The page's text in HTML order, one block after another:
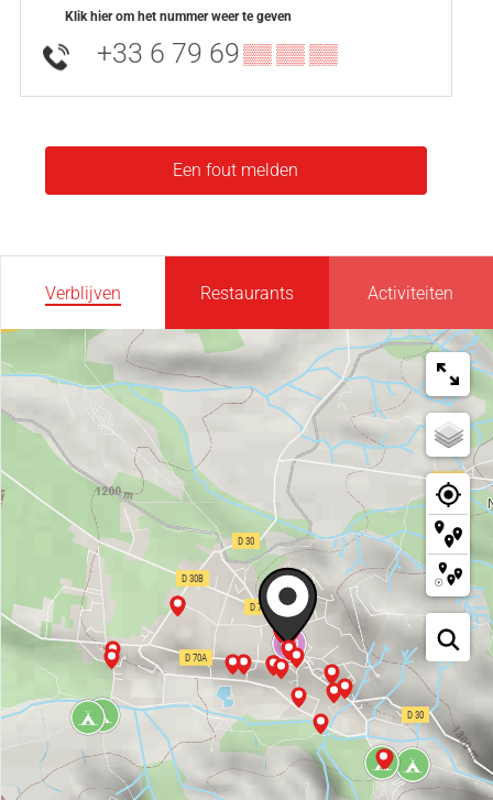
Klik hier om het nummer weer te geven
+33 6 79 69▒▒ ▒▒ ▒▒
Een fout melden
Verblijven Restaurants Activiteiten